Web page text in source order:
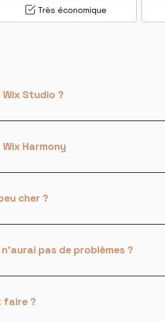
Très économique
Studio ?
Harmony
cher ?
pas de problèmes ?
faire ?